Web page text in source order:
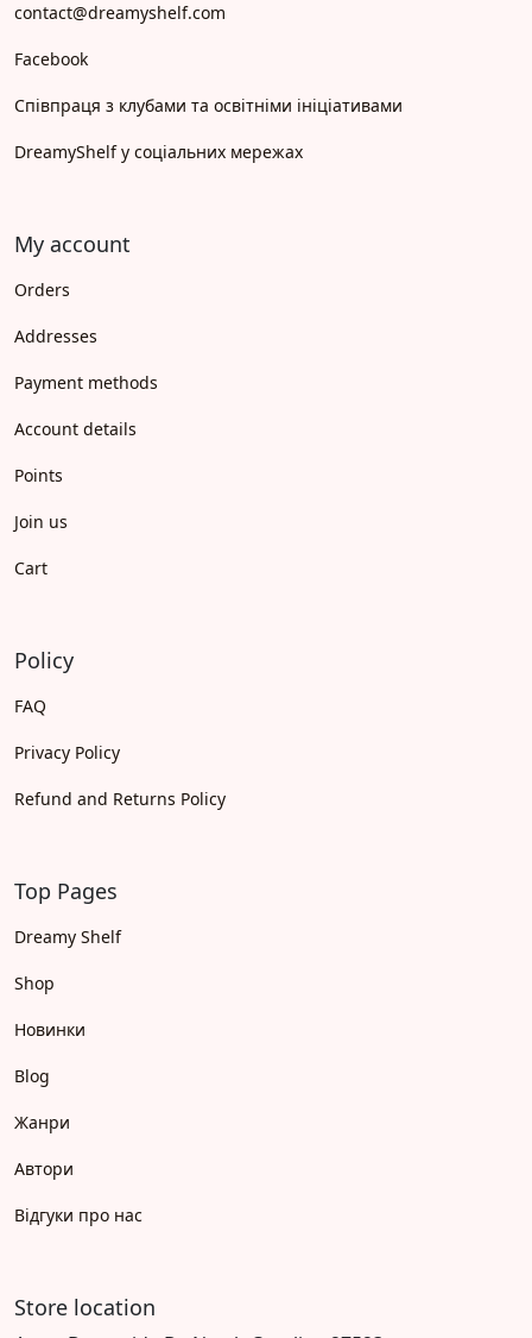
contact@dreamyshelf.com
Facebook
Співпраця з клубами та освітніми ініціативами
DreamyShelf у соціальних мережах
My account
Orders
Addresses
Payment methods
Account details
Points
Join us
Cart
Policy
FAQ
Privacy Policy
Refund and Returns Policy
Top Pages
Dreamy Shelf
Shop
Новинки
Blog
Жанри
Автори
Відгуки про нас
Store location